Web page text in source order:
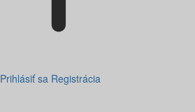
Prihlásiť sa Registrácia